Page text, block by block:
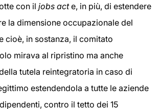
con il jobs acte, in più, di estendere
la dimensione occupazionale del
cioè, in sostanza, il comitato
mirava al ripristino ma anche
tutela reintegratoria in caso di
estendendola a tutte le aziende
contro il tetto dei 15